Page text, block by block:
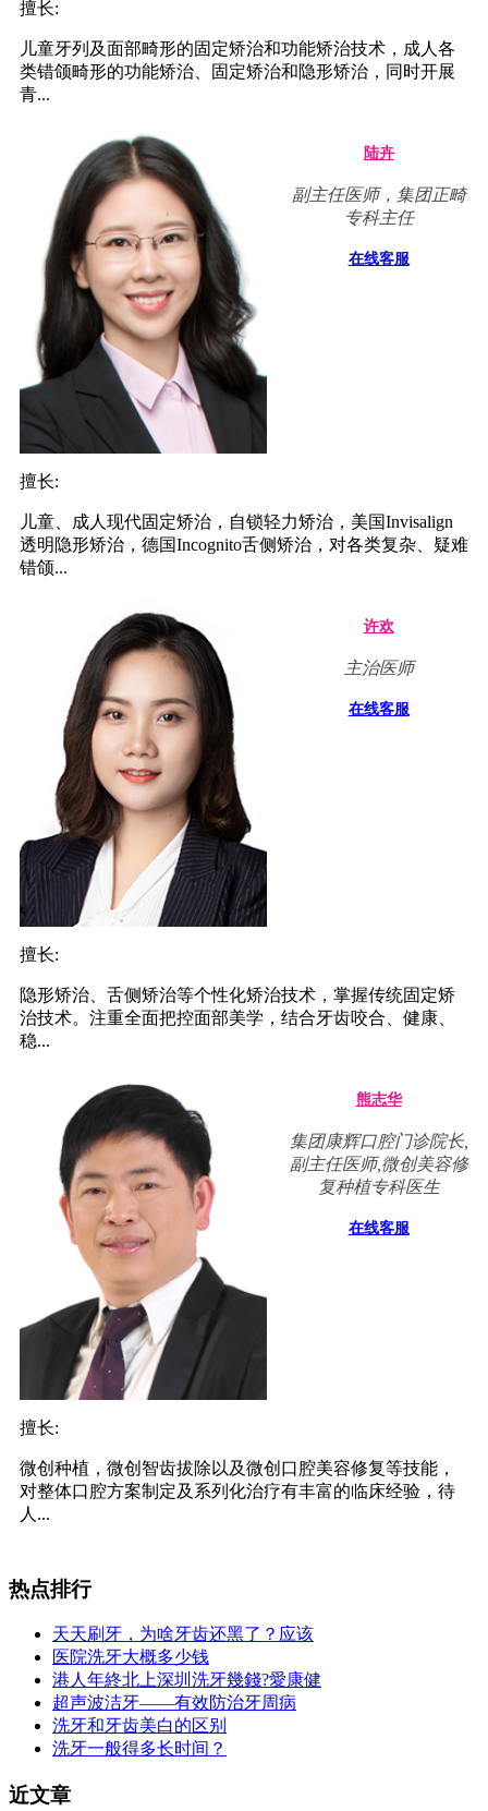
擅长:
儿童牙列及面部畸形的固定矫治和功能矫治技术，成人各
类错颌畸形的功能矫治、固定矫治和隐形矫治，同时开展
青...
陆卉
副主任医师，集团正畸
专科主任
在线客服
擅长:
儿童、成人现代固定矫治，自锁轻力矫治，美国Invisalign
透明隐形矫治，德国Incognito舌侧矫治，对各类复杂、疑难
错颌...
许欢
主治医师
在线客服
擅长:
隐形矫治、舌侧矫治等个性化矫治技术，掌握传统固定矫
治技术。注重全面把控面部美学，结合牙齿咬合、健康、
稳...
熊志华
集团康辉口腔门诊院长,
副主任医师,微创美容修
复种植专科医生
在线客服
擅长:
微创种植，微创智齿拔除以及微创口腔美容修复等技能，
对整体口腔方案制定及系列化治疗有丰富的临床经验，待
人...
热点排行
天天刷牙，为啥牙齿还黑了？应该
医院洗牙大概多少钱
港人年終北上深圳洗牙幾錢?愛康健
超声波洁牙——有效防治牙周病
洗牙和牙齿美白的区别
洗牙一般得多长时间？
近文章